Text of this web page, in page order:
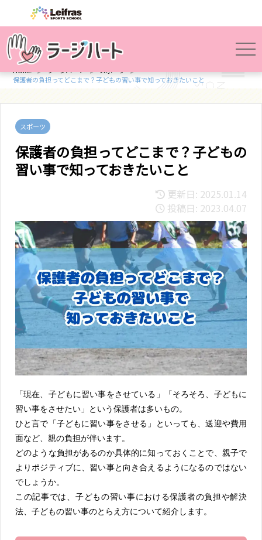
HOME ラージハート
スポーツ
保護者の負担ってどこまで？子どもの習い事で知っておきたいこと
スポーツ
保護者の負担ってどこまで？子どもの
習い事で知っておきたいこと
更新日: 2025.01.14
投稿日: 2023.04.07
「現在、子どもに習い事をさせている」「そろそろ、子どもに
習い事をさせたい」という保護者は多いもの。
ひと言で「子どもに習い事をさせる」といっても、送迎や費用
面など、親の負担が伴います。
どのような負担があるのか具体的に知っておくことで、親子で
よりポジティブに、習い事と向き合えるようになるのではない
でしょうか。
この記事では、子どもの習い事における保護者の負担や解決
法、子どもの習い事のとらえ方について紹介します。